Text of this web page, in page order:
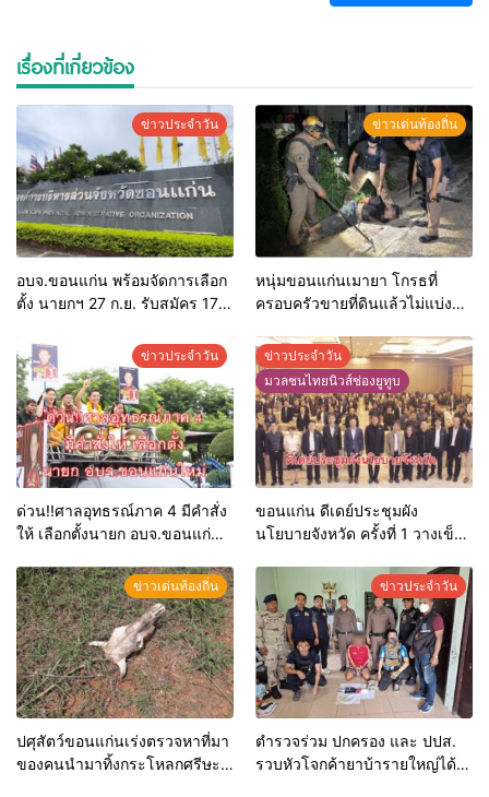
เรื่องที่เกี่ยวข้อง
ข่าวประจำวัน
อบจ.ขอนแก่น พร้อมจัดการเลือก
ตั้ง นายกฯ 27 ก.ย. รับสมัคร 17-
การเลือกตั้งหากคุณสมบัติครบ
มั่นใจคนใช้สิทธิ์ทะลุ 70%
ข่าวเด่นท้องถิ่น
หนุ่มขอนแก่นเมายา โกรธที่
ครอบครัวขายที่ดินแล้วไม่แบ่ง
ทำงาน ผกก.ฯ 2 นัด ตำรวจคุมตัว
ได้ทันควัน
ข่าวประจำวัน
ด่วน!!ศาลอุทธรณ์ภาค 4 มีคำสั่ง
ให้ เลือกตั้งนายก อบจ.ขอนแก่น
ข่าวประจำวัน
มวลชนไทยนิวส์ช่องยูทูบ
ขอนแก่น ดีเดย์ประชุมผัง
นโยบายจังหวัด ครั้งที่ 1 วางเข็ม
ข่าวเด่นท้องถิ่น
ปศุสัตว์ขอนแก่นเร่งตรวจหาที่มา
ของคนนำมาทิ้งกระโหลกศรีษะ
ข่าวประจำวัน
ตำรวจร่วม ปกครอง และ ปปส.
รวบหัวโจกค้ายาบ้ารายใหญ่ได้